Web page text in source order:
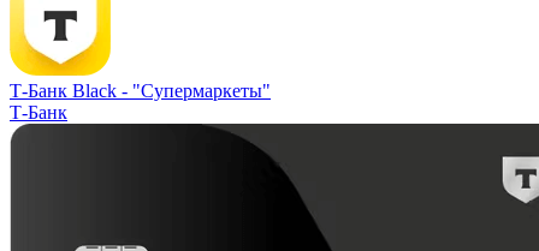
Т-Банк Black - "Супермаркеты"
Т-Банк